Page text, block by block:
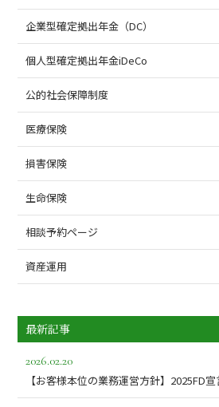
企業型確定拠出年金（DC）
個人型確定拠出年金iDeCo
公的社会保障制度
医療保険
損害保険
生命保険
相談予約ページ
資産運用
最新記事
2026.02.20
【お客様本位の業務運営方針】2025FD宣